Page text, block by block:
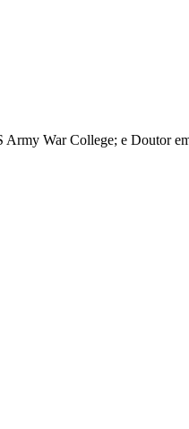
War College; e Doutor